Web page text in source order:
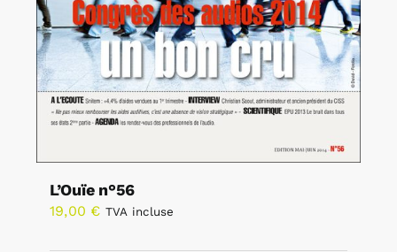
L’Ouïe n°56
19,00 € TVA incluse